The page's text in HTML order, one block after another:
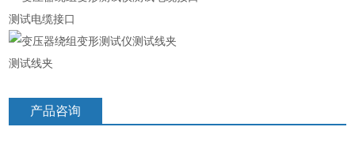
测试电缆接口
测试线夹
产品咨询